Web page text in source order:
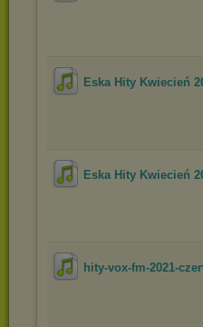
Eska Hity Kwiecień
Eska Hity Kwiecień
hity-vox-fm-2021-